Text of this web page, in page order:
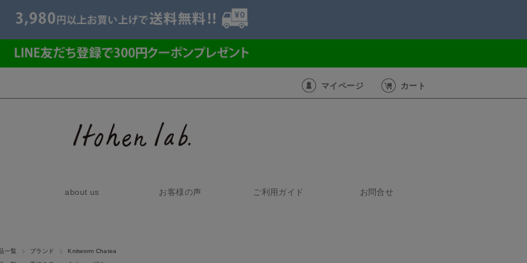
マイページ カート
about us お客様の声 ご利用ガイド お問合せ
一覧
ブランド Knitworm Chatea